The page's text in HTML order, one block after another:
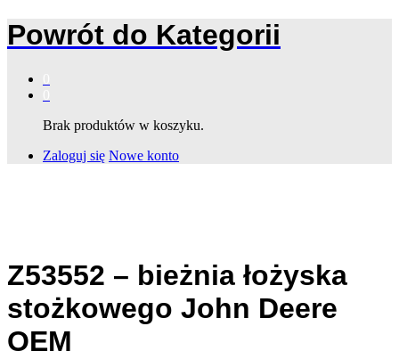
Powrót do Kategorii
Brak produktów w koszyku.
Zaloguj się Nowe konto
Z53552 – bieżnia łożyska
stożkowego John Deere
OEM